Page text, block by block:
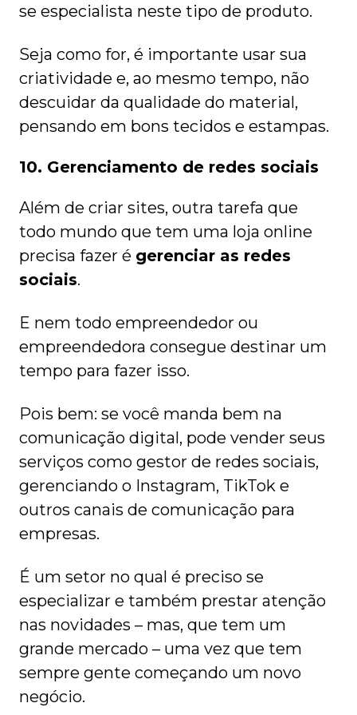
se especialista neste tipo de produto.
Seja como for, é importante usar sua
criatividade e, ao mesmo tempo, não
descuidar da qualidade do material,
pensando em bons tecidos e estampas.
10. Gerenciamento de redes sociais
Além de criar sites, outra tarefa que
todo mundo que tem uma loja online
precisa fazer é gerenciar as redes
sociais.
E nem todo empreendedor ou
empreendedora consegue destinar um
tempo para fazer isso.
Pois bem: se você manda bem na
comunicação digital, pode vender seus
serviços como gestor de redes sociais,
gerenciando o Instagram, TikTok e
outros canais de comunicação para
empresas.
É um setor no qual é preciso se
especializar e também prestar atenção
nas novidades – mas, que tem um
grande mercado – uma vez que tem
sempre gente começando um novo
negócio.